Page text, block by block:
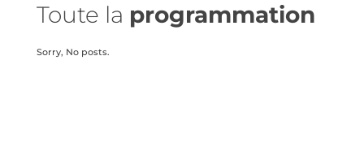
Toute la programmation
Sorry, No posts.